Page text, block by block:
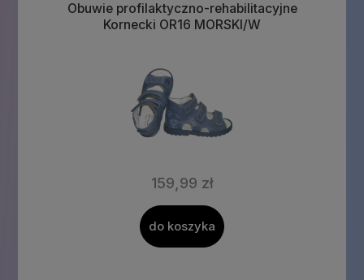
Obuwie profilaktyczno-rehabilitacyjne
Kornecki OR16 MORSKI/W
159,99 zł
do koszyka